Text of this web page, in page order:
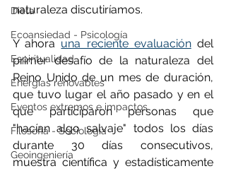
Dieta
Ecoansiedad - Psicología
Espiritualidad
Energías renovables
Eventos extremos e impactos
Filosofía - Sociología
Geoingeniería
naturaleza discutiríamos.
Y ahora una reciente evaluación del
primer desafío de la naturaleza del
Reino Unido de un mes de duración,
que tuvo lugar el año pasado y en el
que participaron personas que
"hacían algo salvaje" todos los días
durante 30 días consecutivos,
muestra científica y estadísticamente